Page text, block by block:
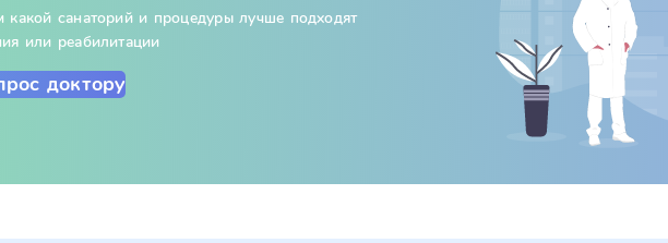
какой санаторий и процедуры лучше подходят
или реабилитации
доктору